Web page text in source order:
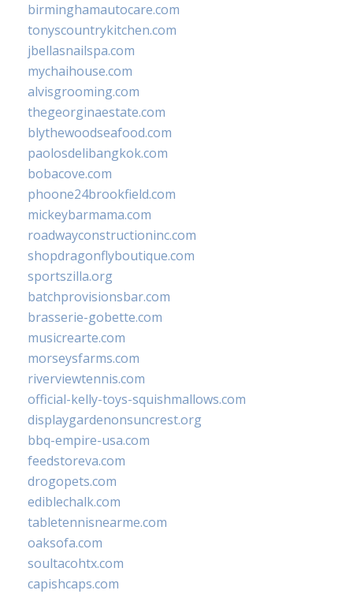
birminghamautocare.com
tonyscountrykitchen.com
jbellasnailspa.com
mychaihouse.com
alvisgrooming.com
thegeorginaestate.com
blythewoodseafood.com
paolosdelibangkok.com
bobacove.com
phoone24brookfield.com
mickeybarmama.com
roadwayconstructioninc.com
shopdragonflyboutique.com
sportszilla.org
batchprovisionsbar.com
brasserie-gobette.com
musicrearte.com
morseysfarms.com
riverviewtennis.com
official-kelly-toys-squishmallows.com
displaygardenonsuncrest.org
bbq-empire-usa.com
feedstoreva.com
drogopets.com
ediblechalk.com
tabletennisnearme.com
oaksofa.com
soultacohtx.com
capishcaps.com